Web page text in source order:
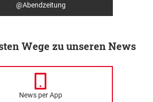
@Abendzeitung
Wege zu unseren News
News per App